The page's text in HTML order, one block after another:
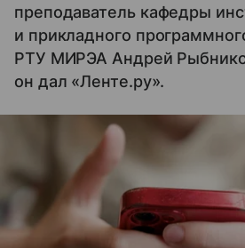
преподаватель кафедры
и прикладного
РТУ МИРЭА Андрей
он дал «Ленте.ру».